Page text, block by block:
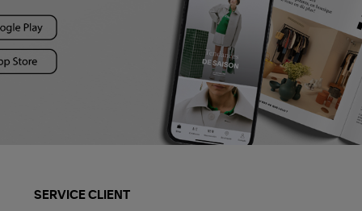
SERVICE CLIENT